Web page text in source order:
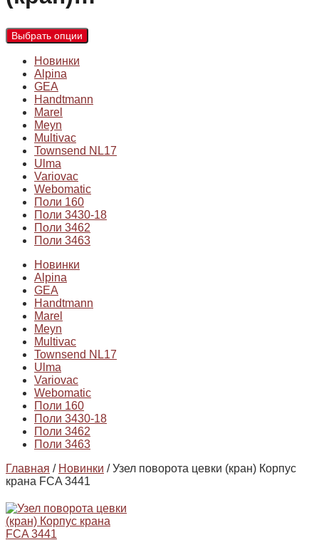
Выбрать опции
Новинки
Alpina
GEA
Handtmann
Marel
Meyn
Multivac
Townsend NL17
Ulma
Variovac
Webomatic
Поли 160
Поли 3430-18
Поли 3462
Поли 3463
Новинки
Alpina
GEA
Handtmann
Marel
Meyn
Multivac
Townsend NL17
Ulma
Variovac
Webomatic
Поли 160
Поли 3430-18
Поли 3462
Поли 3463
Главная / Новинки / Узел поворота цевки (кран) Корпус
крана FCA 3441